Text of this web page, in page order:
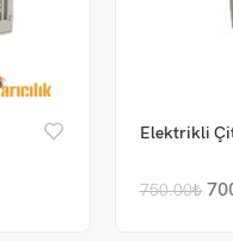
Elektrikli
750.00₺